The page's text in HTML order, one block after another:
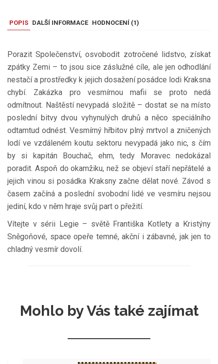
POPIS DALŠÍ INFORMACE HODNOCENÍ (1)
Porazit Společenství, osvobodit zotročené lidstvo, získat
zpátky Zemi – to jsou sice záslužné cíle, ale jen odhodlání
nestačí a prostředky k jejich dosažení posádce lodi Kraksna
chybí. Zakázka pro vesmírnou mafii se proto nedá
odmítnout. Naštěstí nevypadá složitě – dostat se na místo
poslední bitvy dvou vyhynulých druhů a něco speciálního
odtamtud odnést. Vesmírný hřbitov plný mrtvol a zničených
lodí ve vzdáleném koutu sektoru nevypadá jako nic, s čím
by si kapitán Bouchač, ehm, tedy Moravec nedokázal
poradit. Aspoň do okamžiku, než se objeví staří nepřátelé a
jejich vinou si posádka Kraksny začne dělat nové. Závod s
časem začíná a poslední svobodní lidé ve vesmíru nejsou
jediní, kdo v něm hraje svůj part o přežití.
Vítejte v sérii Legie – světě Františka Kotlety a Kristýny
Sněgoňové, space opeře temné, akční i zábavné, jak jen to
chladný vesmír dovolí.
Mohlo by Vás také zajímat